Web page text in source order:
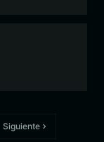
Siguiente